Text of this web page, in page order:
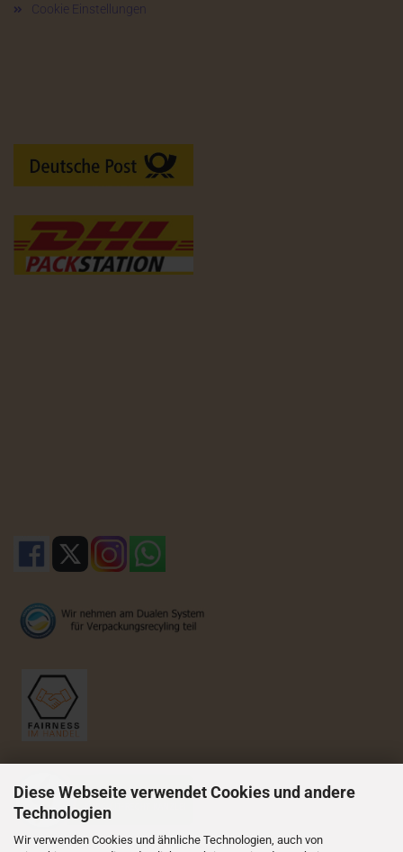
Diese Webseite verwendet Cookies und andere
Technologien
Wir verwenden Cookies und ähnliche Technologien, auch von
Cookie Einstellungen